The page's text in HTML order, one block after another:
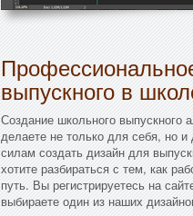
выпускного в
Создание школьного выпускного
делаете не только для себя, но
силам создать дизайн для
хотите разбираться с тем, как
путь. Вы регистрируетесь на
выбираете один из наших